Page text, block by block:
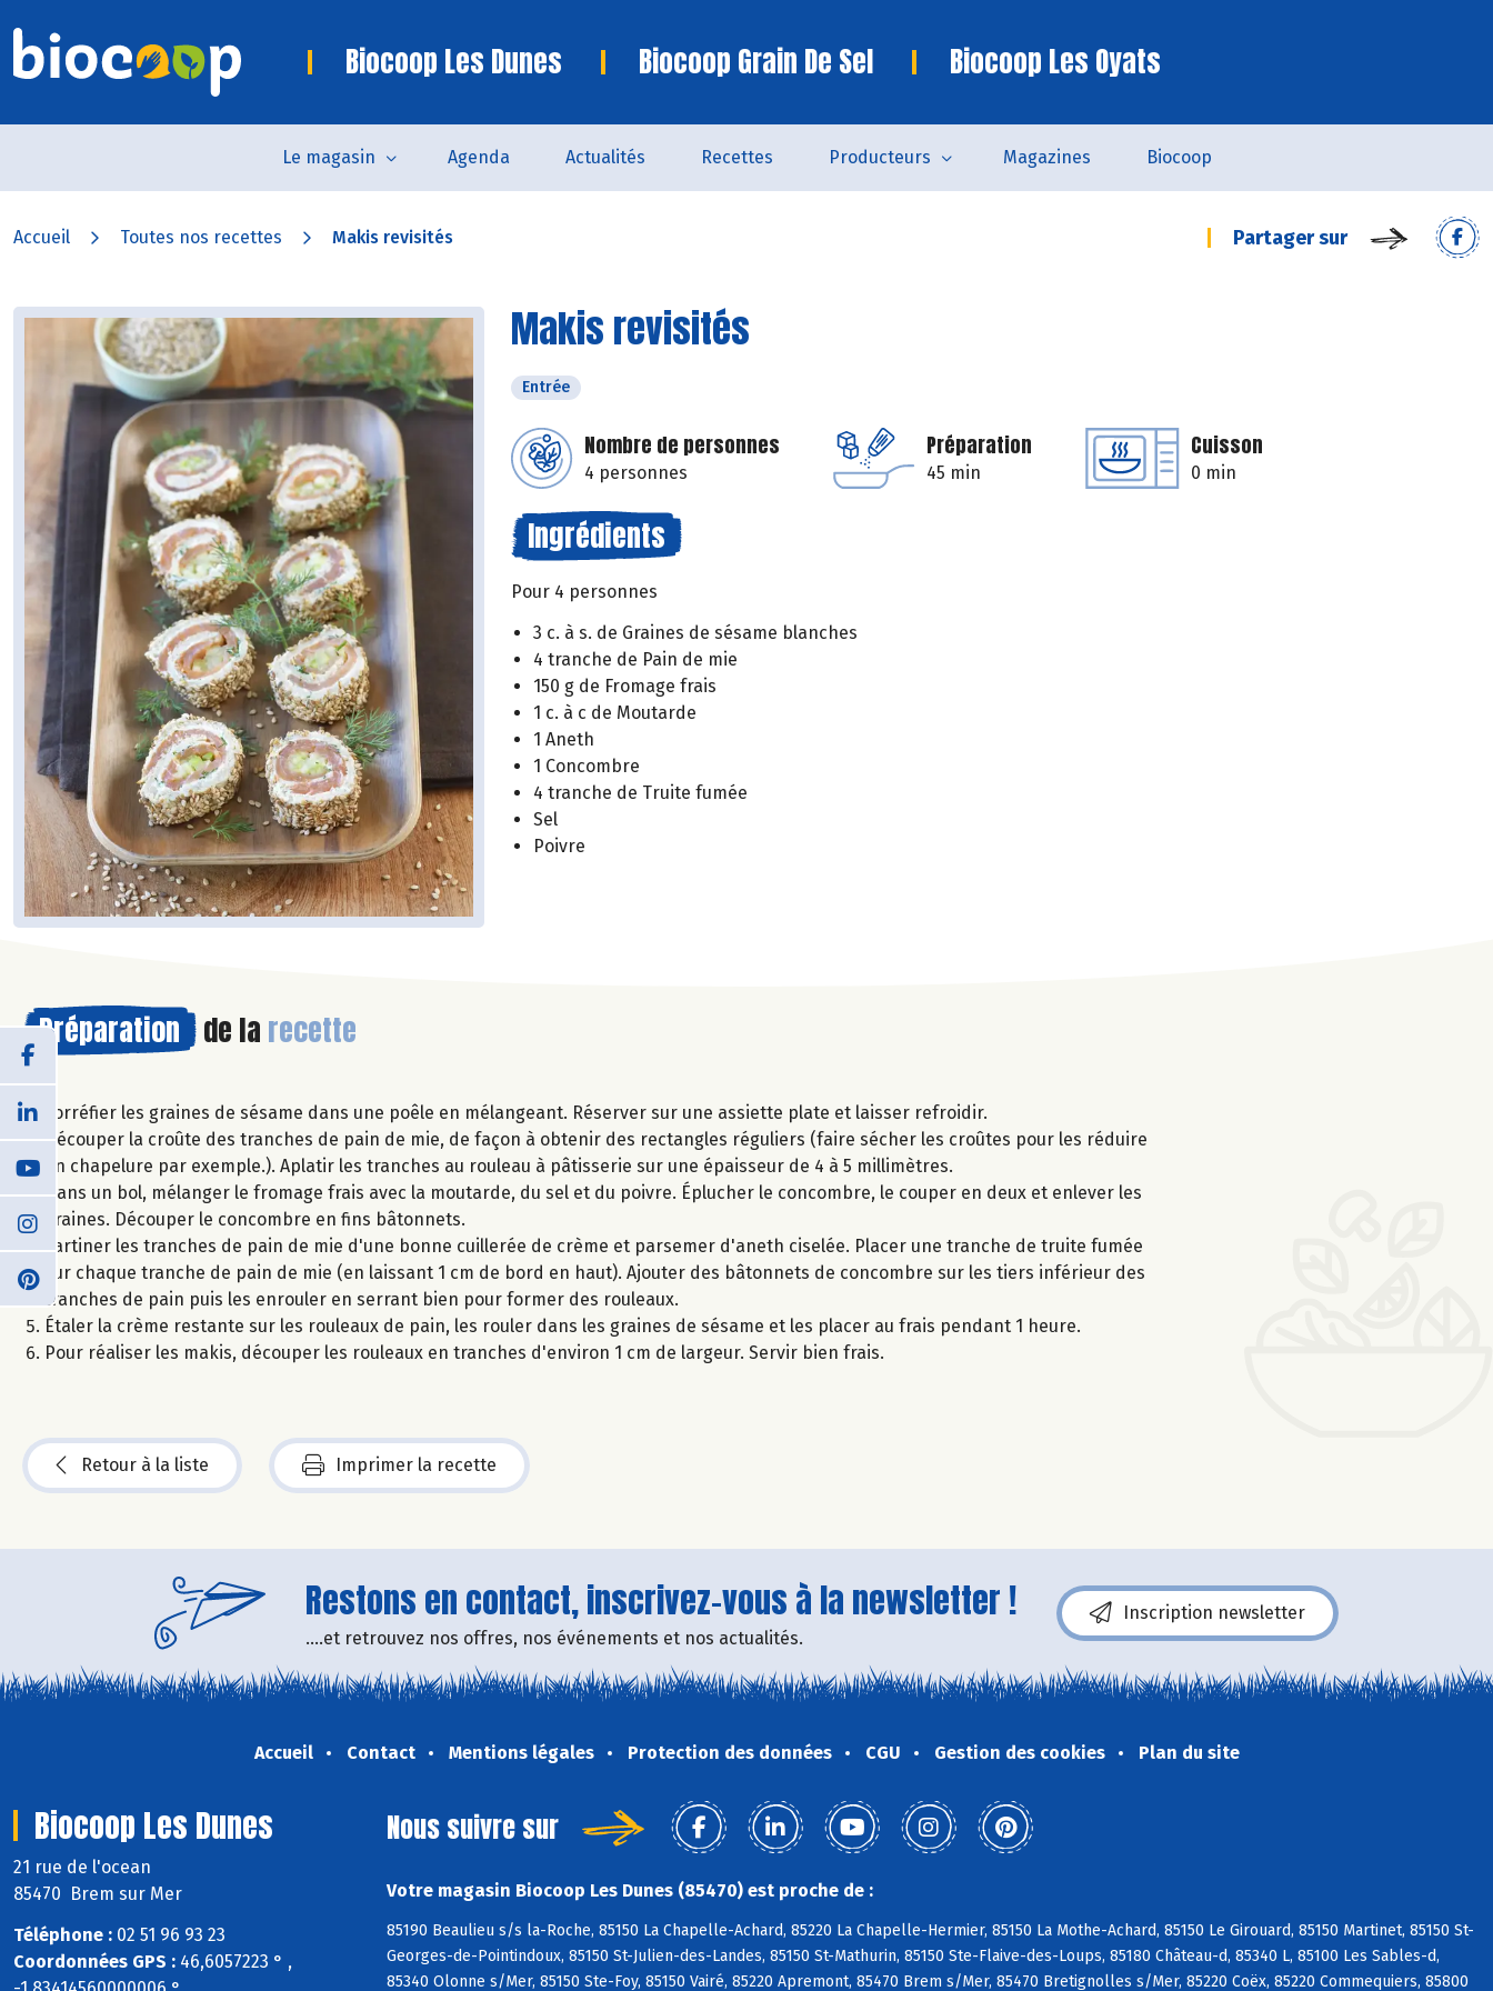
Biocoop Les Dunes Biocoop Grain De Sel Biocoop Les Oyats
Le magasin Agenda Actualités Recettes Producteurs Magazines Biocoop
Accueil Toutes nos recettes Makis revisités Partager sur
Makis revisités
Entrée
Nombre de personnes
4 personnes
Préparation
45 min
Cuisson
0 min
Ingrédients
Pour 4 personnes
3 c. à s. de Graines de sésame blanches
4 tranche de Pain de mie
150 g de Fromage frais
1 c. à c de Moutarde
1 Aneth
1 Concombre
4 tranche de Truite fumée
Sel
Poivre
Préparation de la recette
Torréfier les graines de sésame dans une poêle en mélangeant. Réserver sur une assiette plate et laisser refroidir.
Découper la croûte des tranches de pain de mie, de façon à obtenir des rectangles réguliers (faire sécher les croûtes pour les réduire
en chapelure par exemple.). Aplatir les tranches au rouleau à pâtisserie sur une épaisseur de 4 à 5 millimètres.
Dans un bol, mélanger le fromage frais avec la moutarde, du sel et du poivre. Éplucher le concombre, le couper en deux et enlever les
graines. Découper le concombre en fins bâtonnets.
Tartiner les tranches de pain de mie d'une bonne cuillerée de crème et parsemer d'aneth ciselée. Placer une tranche de truite fumée
sur chaque tranche de pain de mie (en laissant 1 cm de bord en haut). Ajouter des bâtonnets de concombre sur les tiers inférieur des
tranches de pain puis les enrouler en serrant bien pour former des rouleaux.
Étaler la crème restante sur les rouleaux de pain, les rouler dans les graines de sésame et les placer au frais pendant 1 heure.
Pour réaliser les makis, découper les rouleaux en tranches d'environ 1 cm de largeur. Servir bien frais.
Retour à la liste Imprimer la recette
Restons en contact, inscrivez-vous à la newsletter !
....et retrouvez nos offres, nos événements et nos actualités.
Inscription newsletter
Accueil Contact Mentions légales Protection des données CGU Gestion des cookies Plan du site
Biocoop Les Dunes
21 rue de l'ocean
85470 Brem sur Mer
Téléphone : 02 51 96 93 23
Coordonnées GPS : 46,6057223 ° ,
Nous suivre sur
Votre magasin Biocoop Les Dunes (85470) est proche de :
85190 Beaulieu s/s la-Roche, 85150 La Chapelle-Achard, 85220 La Chapelle-Hermier, 85150 La Mothe-Achard, 85150 Le Girouard, 85150 Martinet, 85150 St-
Georges-de-Pointindoux, 85150 St-Julien-des-Landes, 85150 St-Mathurin, 85150 Ste-Flaive-des-Loups, 85180 Château-d, 85340 L, 85100 Les Sables-d,
85340 Olonne s/Mer, 85150 Ste-Foy, 85150 Vairé, 85220 Apremont, 85470 Brem s/Mer, 85470 Bretignolles s/Mer, 85220 Coëx, 85220 Commequiers, 85800